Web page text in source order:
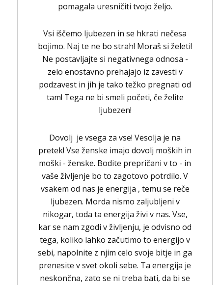
pomagala uresničiti tvojo željo.
Vsi iščemo ljubezen in se hkrati nečesa
bojimo. Naj te ne bo strah! Moraš si želeti!
Ne postavljajte si negativnega odnosa -
zelo enostavno prehajajo iz zavesti v
podzavest in jih je tako težko pregnati od
tam! Tega ne bi smeli početi, če želite
ljubezen!
Dovolj je vsega za vse! Vesolja je na
pretek! Vse ženske imajo dovolj moških in
moški - ženske. Bodite prepričani v to - in
vaše življenje bo to zagotovo potrdilo. V
vsakem od nas je energija , temu se reče
ljubezen. Morda nismo zaljubljeni v
nikogar, toda ta energija živi v nas. Vse,
kar se nam zgodi v življenju, je odvisno od
tega, koliko lahko začutimo to energijo v
sebi, napolnite z njim celo svoje bitje in ga
prenesite v svet okoli sebe. Ta energija je
neskončna, zato se ni treba bati, da bi se